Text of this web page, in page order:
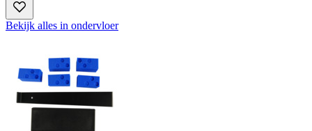
Bekijk alles in ondervloer